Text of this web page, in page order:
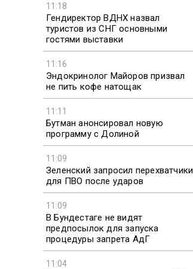
11:18
Гендиректор ВДНХ назвал
туристов из СНГ основными
гостями выставки
11:16
Эндокринолог Майоров призвал
не пить кофе натощак
11:11
Бутман анонсировал новую
программу с Долиной
11:09
Зеленский запросил перехватчики
для ПВО после ударов
11:09
В Бундестаге не видят
предпосылок для запуска
процедуры запрета АдГ
11:04